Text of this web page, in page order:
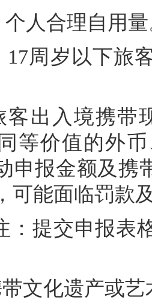
人合理自用
周岁以下旅
入境携带现
等价值的外
申报金额及携
可能面临罚款
交申报表格
化遗产或艺